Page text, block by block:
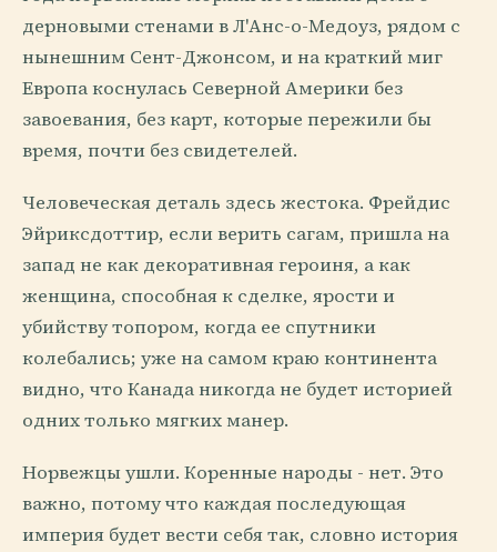
дерновыми стенами в Л'Анс-о-Медоуз, рядом с
нынешним Сент-Джонсом, и на краткий миг
Европа коснулась Северной Америки без
завоевания, без карт, которые пережили бы
время, почти без свидетелей.
Человеческая деталь здесь жестока. Фрейдис
Эйриксдоттир, если верить сагам, пришла на
запад не как декоративная героиня, а как
женщина, способная к сделке, ярости и
убийству топором, когда ее спутники
колебались; уже на самом краю континента
видно, что Канада никогда не будет историей
одних только мягких манер.
Норвежцы ушли. Коренные народы - нет. Это
важно, потому что каждая последующая
империя будет вести себя так, словно история